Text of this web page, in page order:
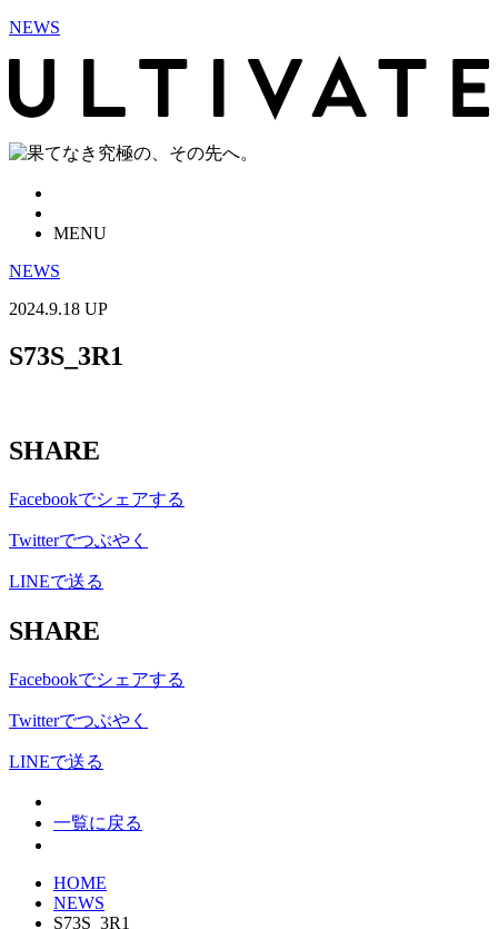
NEWS
MENU
NEWS
2024.9.18 UP
S73S_3R1
SHARE
Facebookでシェアする
Twitterでつぶやく
LINEで送る
SHARE
Facebookでシェアする
Twitterでつぶやく
LINEで送る
一覧に戻る
HOME
NEWS
S73S_3R1